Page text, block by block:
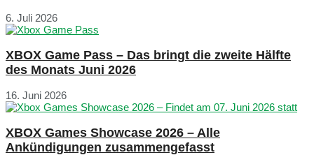
6. Juli 2026
XBOX Game Pass – Das bringt die zweite Hälfte
des Monats Juni 2026
16. Juni 2026
XBOX Games Showcase 2026 – Alle
Ankündigungen zusammengefasst